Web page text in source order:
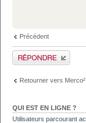
Précédent
Publier une réponse
Retourner vers Merco²
QUI EST EN LIGNE ?
Utilisateurs parcourant